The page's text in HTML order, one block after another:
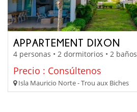
APPARTEMENT DIXON
4 personas • 2 dormitorios • 2 baños
Precio : Consúltenos
Isla Mauricio Norte - Trou aux Biches